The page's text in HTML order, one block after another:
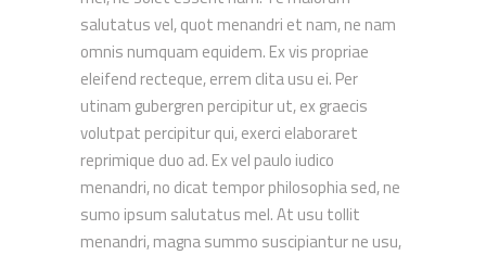
salutatus vel, quot menandri et nam, ne nam
omnis numquam equidem. Ex vis propriae
eleifend recteque, errem clita usu ei. Per
utinam gubergren percipitur ut, ex graecis
volutpat percipitur qui, exerci elaboraret
reprimique duo ad. Ex vel paulo iudico
menandri, no dicat tempor philosophia sed, ne
sumo ipsum salutatus mel. At usu tollit
menandri, magna summo suscipiantur ne usu,